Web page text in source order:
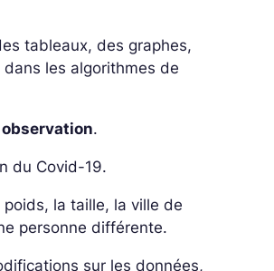
tableaux, des graphes,
dans les algorithmes de
observation.
du Covid-19.
la taille, la ville de
personne différente.
sur les données,